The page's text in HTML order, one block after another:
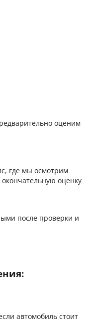
оценим
где мы осмотрим
оценку
после проверки и
автомобиль стоит